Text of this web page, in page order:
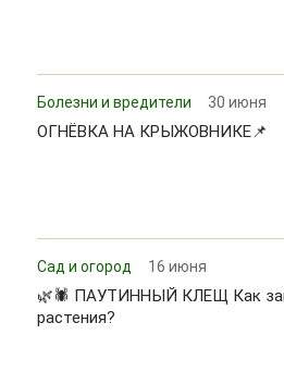
Болезни и вредители 30 июня
ОГНЁВКА НА КРЫЖОВНИКЕ📌
Сад и огород 16 июня
🌿🕷 ПАУТИННЫЙ КЛЕЩ Как
растения?